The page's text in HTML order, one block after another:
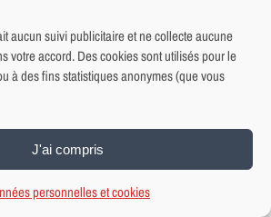
aucun suivi publicitaire et ne collecte aucune
votre accord. Des cookies sont utilisés pour le
à des fins statistiques anonymes (que vous
J'ai compris
personnelles et cookies
pour demain